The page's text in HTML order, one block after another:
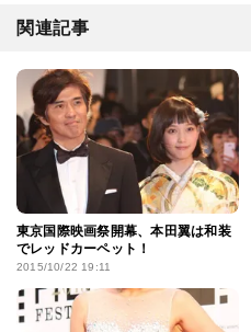
関連記事
東京国際映画祭開幕、本田翼は和装
でレッドカーペット！
2015/10/22 19:11